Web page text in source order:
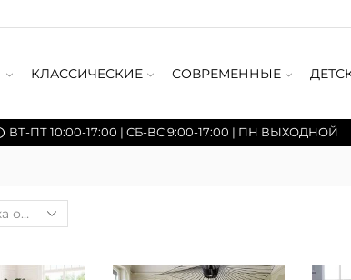
КЛАССИЧЕСКИЕ СОВРЕМЕННЫЕ
ВТ-ПТ 10:00-17:00 | СБ-ВС 9:00-17:00 | ПН ВЫХОДНОЙ